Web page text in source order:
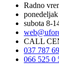
Radno
subota 8-
CALL
037 787
066 525 0